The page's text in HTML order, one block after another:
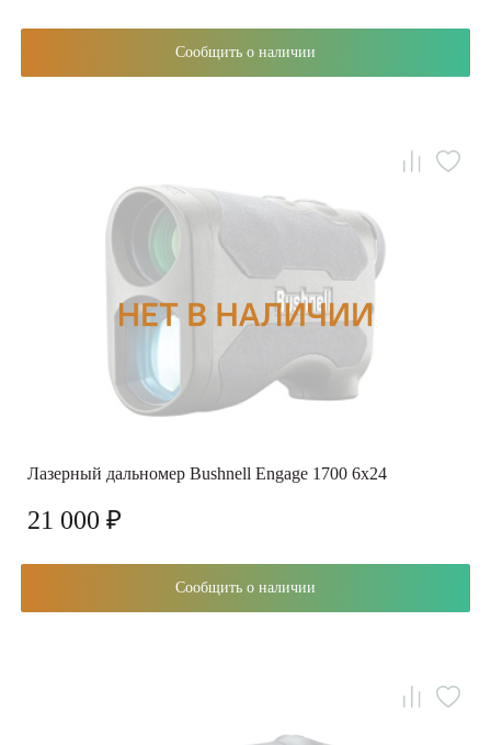
Сообщить о наличии
Лазерный дальномер Bushnell Engage 1700 6x24
21 000 ₽
Сообщить о наличии